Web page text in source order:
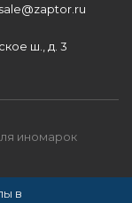
sale@zaptor.ru
ш., д. 3
иномарок
в